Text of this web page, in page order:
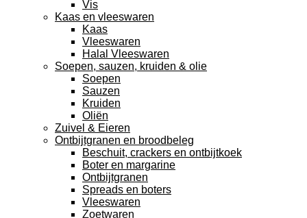
Vis
Kaas en vleeswaren
Kaas
Vleeswaren
Halal Vleeswaren
Soepen, sauzen, kruiden & olie
Soepen
Sauzen
Kruiden
Oliën
Zuivel & Eieren
Ontbijtgranen en broodbeleg
Beschuit, crackers en ontbijtkoek
Boter en margarine
Ontbijtgranen
Spreads en boters
Vleeswaren
Zoetwaren